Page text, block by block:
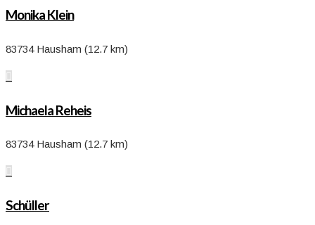
Monika Klein
83734 Hausham (12.7 km)

Michaela Reheis
83734 Hausham (12.7 km)

Schüller